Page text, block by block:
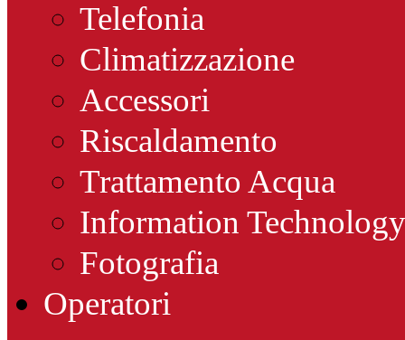
Telefonia
Climatizzazione
Accessori
Riscaldamento
Trattamento Acqua
Information Technology
Fotografia
Operatori